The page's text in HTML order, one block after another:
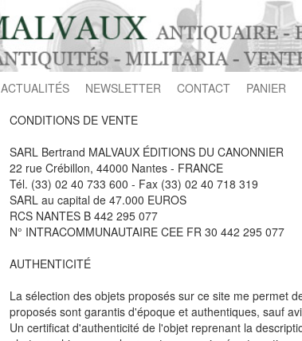
ACTUALITÉS NEWSLETTER CONTACT PANIER
CONDITIONS DE VENTE
SARL Bertrand MALVAUX ÉDITIONS DU CANONNIER
22 rue Crébillon, 44000 Nantes - FRANCE
Tél. (33) 02 40 733 600 - Fax (33) 02 40 718 319
SARL au capital de 47.000 EUROS
RCS NANTES B 442 295 077
N° INTRACOMMUNAUTAIRE CEE FR 30 442 295 077
AUTHENTICITÉ
La sélection des objets proposés sur ce site me permet
proposés sont garantis d'époque et authentiques, sauf
Un certificat d'authenticité de l'objet reprenant la